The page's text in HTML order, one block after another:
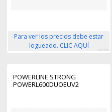
Para ver los precios debe estar
logueado. CLIC AQUÍ
169768
POWERLINE STRONG
POWERL600DUOEUV2